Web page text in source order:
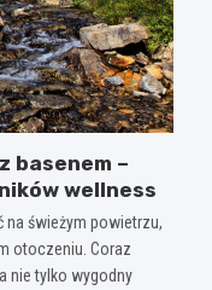
basenem –
wellness
na świeżym powietrzu,
otoczeniu. Coraz
nie tylko wygodny